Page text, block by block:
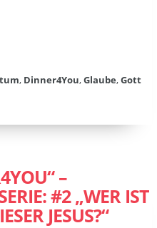
, Dinner4You,Glaube,Gott
–
#2 „WER IST
JESUS?“